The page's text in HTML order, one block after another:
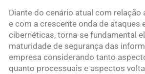
Diante do cenário atual com relação
e com a crescente onda de ataques
cibernéticas, torna-se fundamental
maturidade de segurança das
empresa considerando tanto
quanto processuais e aspectos